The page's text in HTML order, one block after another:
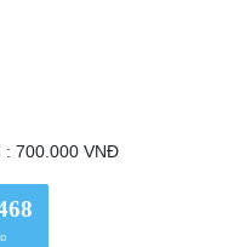
: 700.000 VNĐ